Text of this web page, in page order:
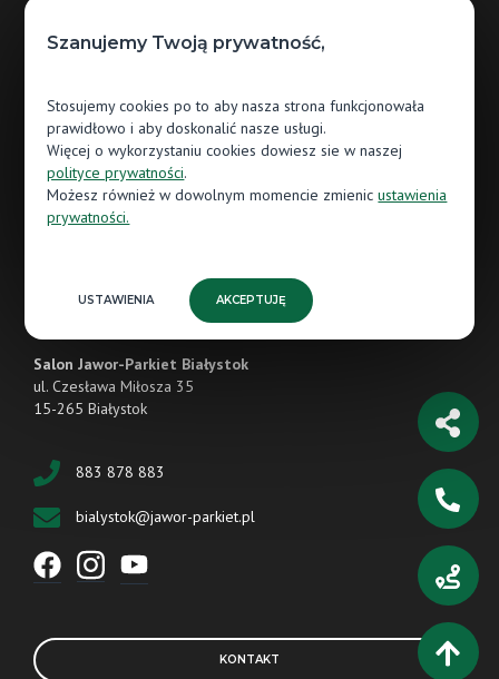
Pn.: 09:00 - 17:00
Śr.: 09:00 - 17:00
Czw.: 09:00 - 17:00
Pt.: 09:00 - 17:00
Salon Jawor-Parkiet Białystok
ul. Czesława Miłosza 35
15-265 Białystok
883 878 883
bialystok@jawor-parkiet.pl
KONTAKT
Szanujemy Twoją prywatność,
Stosujemy cookies po to aby nasza strona funkcjonowała
prawidłowo i aby doskonalić nasze usługi.
Więcej o wykorzystaniu cookies dowiesz sie w naszej
polityce prywatności.
Możesz również w dowolnym momencie zmienicustawienia
prywatności.
USTAWIENIA AKCEPTUJĘ